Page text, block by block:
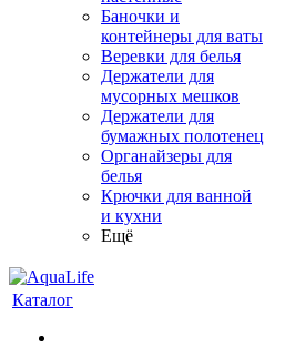
Баночки и
контейнеры для ваты
Веревки для белья
Держатели для
мусорных мешков
Держатели для
бумажных полотенец
Органайзеры для
белья
Крючки для ванной
и кухни
Ещё
Каталог